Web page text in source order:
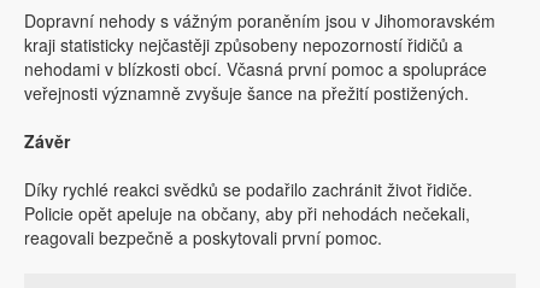
Dopravní nehody s vážným poraněním jsou v Jihomoravském
kraji statisticky nejčastěji způsobeny nepozorností řidičů a
nehodami v blízkosti obcí. Včasná první pomoc a spolupráce
veřejnosti významně zvyšuje šance na přežití postižených.
Závěr
Díky rychlé reakci svědků se podařilo zachránit život řidiče.
Policie opět apeluje na občany, aby při nehodách nečekali,
reagovali bezpečně a poskytovali první pomoc.